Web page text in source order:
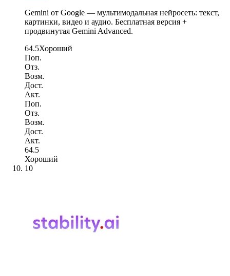
Gemini от Google — мультимодальная нейросеть: текст,
картинки, видео и аудио. Бесплатная версия +
продвинутая Gemini Advanced.
64.5Хороший
Поп.
Отз.
Возм.
Дост.
Акт.
Поп.
Отз.
Возм.
Дост.
Акт.
64.5
Хороший
10